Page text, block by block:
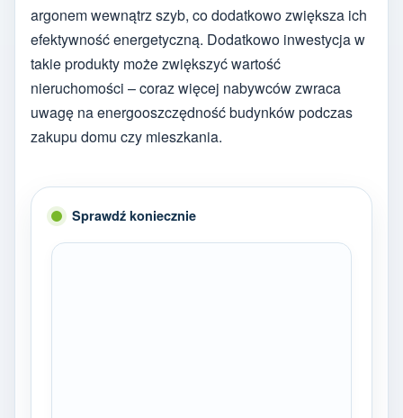
argonem wewnątrz szyb, co dodatkowo zwiększa ich
efektywność energetyczną. Dodatkowo inwestycja w
takie produkty może zwiększyć wartość
nieruchomości – coraz więcej nabywców zwraca
uwagę na energooszczędność budynków podczas
zakupu domu czy mieszkania.
Sprawdź koniecznie